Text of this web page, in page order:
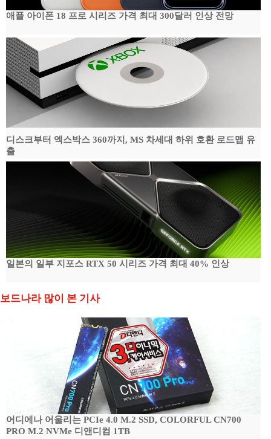
애플 아이폰 18 프로 시리즈 가격 최대 300달러 인상 전망
디스크부터 엑스박스 360까지, MS 차세대 하위 호환 로드맵 유
출
일본의 일부 지포스 RTX 50 시리즈 가격 최대 40% 인상
보드나라 많이 본 기사
어디에나 어울리는 PCIe 4.0 M.2 SSD, COLORFUL CN700
PRO M.2 NVMe 디앤디컴 1TB